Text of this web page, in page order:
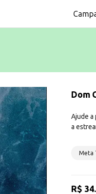
Dom
Ajude a
a
Meta
R$